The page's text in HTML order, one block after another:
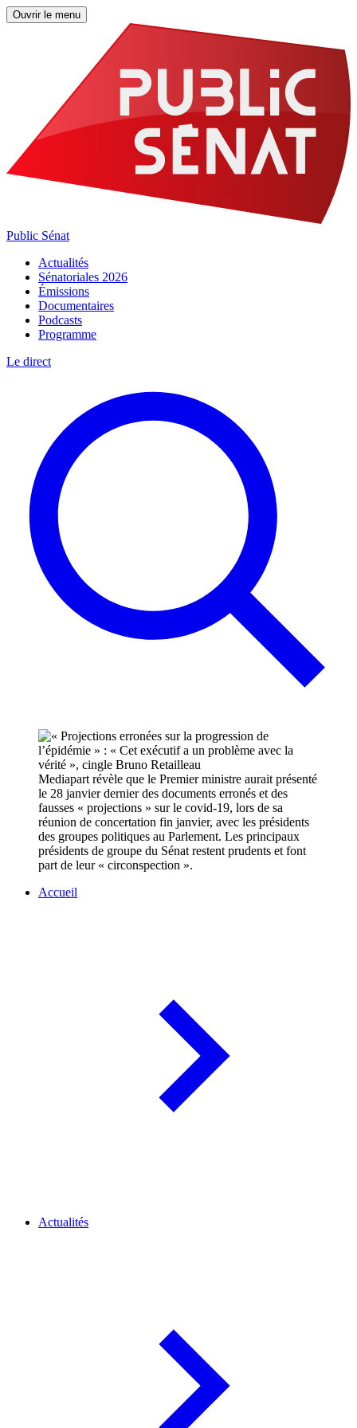
Ouvrir le menu
Public Sénat
Actualités
Sénatoriales 2026
Émissions
Documentaires
Podcasts
Programme
Le direct
Mediapart révèle que le Premier ministre aurait présenté
le 28 janvier dernier des documents erronés et des
fausses « projections » sur le covid-19, lors de sa
réunion de concertation fin janvier, avec les présidents
des groupes politiques au Parlement. Les principaux
présidents de groupe du Sénat restent prudents et font
part de leur « circonspection ».
Accueil
Actualités